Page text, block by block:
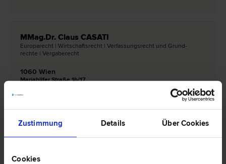
Zustimmung Details Über Cookies
Cookies
MMag.Dr. Claus CASATI
Europa­recht | Wirtschafts­recht | Verfassungs­recht und Grund­
rechte | Vergabe­recht
1060 Wien
Mariahilfer Straße 1b/17
0 Bewertungen
MMag.Dr. Ernst DENK